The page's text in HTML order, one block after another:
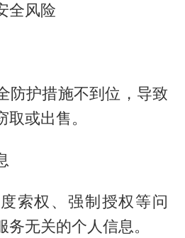
全风险
防护措施不到位，导致
或出售。
索权、强制授权等问
无关的个人信息。